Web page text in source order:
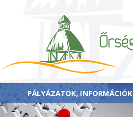
PÁLYÁZATOK, INFORMÁCIÓK